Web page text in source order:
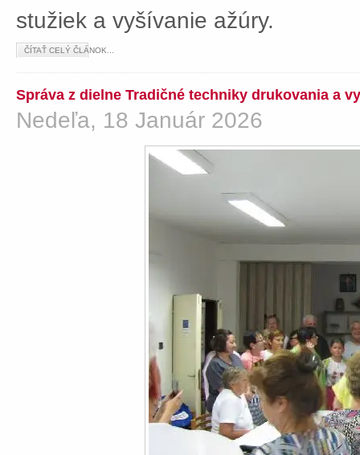
stužiek a vyšívanie ažúry.
ČÍTAŤ CELÝ ČLÁNOK...
Správa z dielne Tradičné techniky drukovania a
Nedeľa, 18 Január 2026